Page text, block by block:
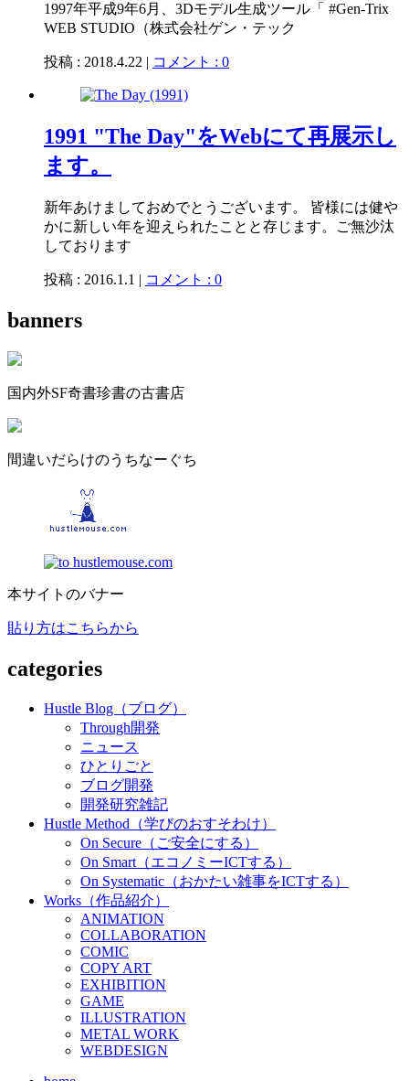
1997年平成9年6月、3Dモデル生成ツール「 #Gen-Trix
WEB STUDIO（株式会社ゲン・テック
投稿 : 2018.4.22 | コメント : 0
1991 "The Day"をWebにて再展示し
ます。
新年あけましておめでとうございます。 皆様には健や
かに新しい年を迎えられたことと存じます。ご無沙汰
しております
投稿 : 2016.1.1 | コメント : 0
banners
国内外SF奇書珍書の古書店
間違いだらけのうちなーぐち
本サイトのバナー
貼り方はこちらから
categories
Hustle Blog（ブログ）
Through開発
ニュース
ひとりごと
ブログ開発
開発研究雑記
Hustle Method（学びのおすそわけ）
On Secure（ご安全にする）
On Smart（エコノミーICTする）
On Systematic（おかたい雑事をICTする）
Works（作品紹介）
ANIMATION
COLLABORATION
COMIC
COPY ART
EXHIBITION
GAME
ILLUSTRATION
METAL WORK
WEBDESIGN